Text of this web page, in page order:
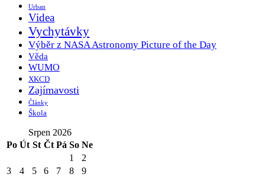
Urban
Videa
Vychytávky
Výběr z NASA Astronomy Picture of the Day
Věda
WUMO
XKCD
Zajímavosti
Články
Škola
Srpen 2026
Po Út St Čt Pá So Ne
1
2
3
4 5 6 7 8
9